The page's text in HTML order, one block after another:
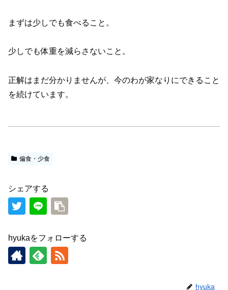
まずは少しでも食べること。
少しでも体重を減らさないこと。
正解はまだ分かりませんが、今のわが家なりにできること
を続けています。
偏食・少食
シェアする
hyukaをフォローする
hyuka